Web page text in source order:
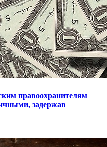
правоохранителям
задержав